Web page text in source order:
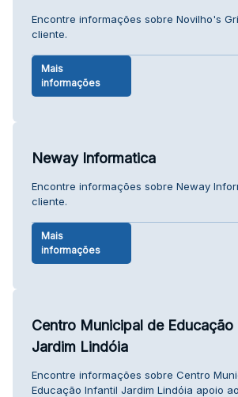
Encontre informações sobre Novilho's
cliente.
Mais
informações
Neway Informatica
Encontre informações sobre Neway
cliente.
Mais
informações
Centro Municipal de Educação
Jardim Lindóia
Encontre informações sobre Centro
Educação Infantil Jardim Lindóia apoio